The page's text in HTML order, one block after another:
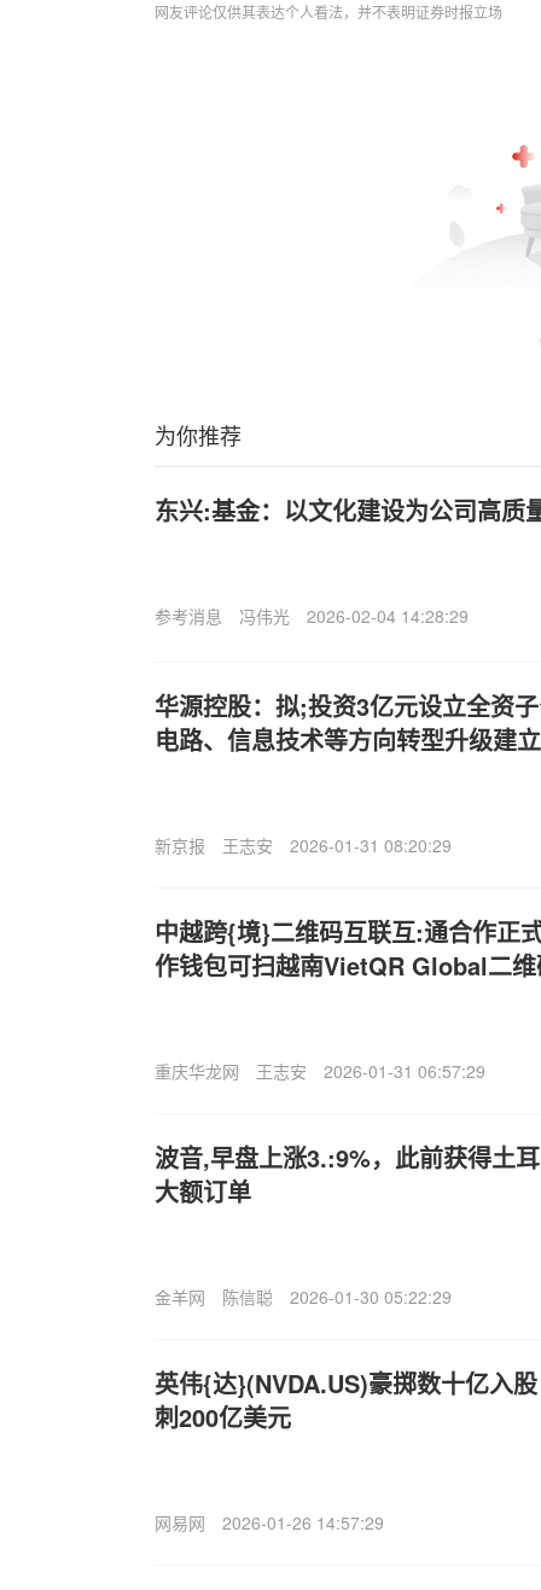
网友评论仅供其表达个人看法，并不表明证券时报立场
为你推荐
东兴:基金：以文化建设为公司高质
参考消息 冯伟光 2026-02-04 14:28:29
华源控股：拟;投资3亿元设立全资
电路、信息技术等方向转型升级建
新京报 王志安 2026-01-31 08:20:29
中越跨{境}二维码互联互:通合作正
作钱包可扫越南VietQR Global二
重庆华龙网 王志安 2026-01-31 06:57:29
波音,早盘上涨3.:9%，此前获得土
大额订单
金羊网 陈信聪 2026-01-30 05:22:29
英伟{达}(NVDA.US)豪掷数十亿入
刺200亿美元
网易网 2026-01-26 14:57:29